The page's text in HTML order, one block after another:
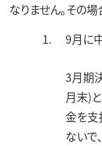
なりません。その
9月に
3月期
月末)
金を支
ないで